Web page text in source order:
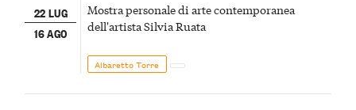
22 LUG
16 AGO
Mostra personale di arte contemporanea
dell'artista Silvia Ruata
Albaretto Torre